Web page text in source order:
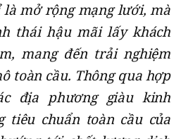
là mở rộng mạng lưới, mà
thái hậu mãi lấy khách
mang đến trải nghiệm
toàn cầu. Thông qua hợp
địa phương giàu kinh
tiêu chuẩn toàn cầu của